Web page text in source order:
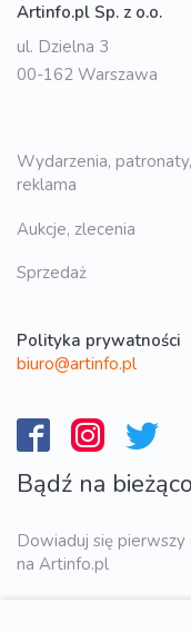
Artinfo.pl Sp. z o.o.
ul. Dzielna 3
00-162 Warszawa
Wydarzenia, patronaty,
reklama
Aukcje, zlecenia
Sprzedaż
Polityka prywatności
biuro@artinfo.pl
Bądź na bieżąco
Dowiaduj się
na Artinfo.pl